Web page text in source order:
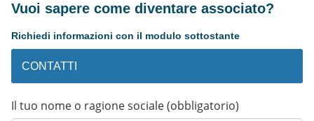
Vuoi sapere come diventare associato?
Richiedi informazioni con il modulo sottostante
CONTATTI
Il tuo nome o ragione sociale (obbligatorio)